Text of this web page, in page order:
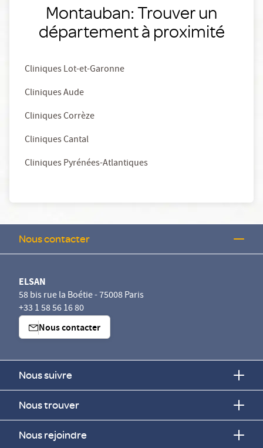
Montauban: Trouver un
département à proximité
Cliniques Lot-et-Garonne
Cliniques Aude
Cliniques Corrèze
Cliniques Cantal
Cliniques Pyrénées-Atlantiques
Nous contacter
ELSAN
58 bis rue la Boétie - 75008 Paris
+33 1 58 56 16 80
Nous contacter
Nous suivre
Nous trouver
Nous rejoindre